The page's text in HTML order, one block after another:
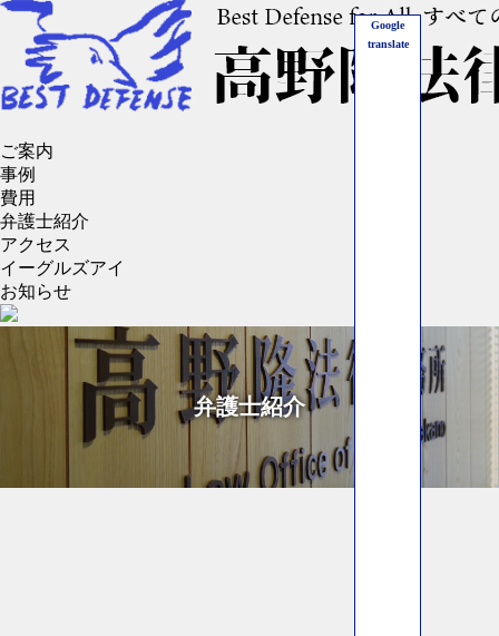
Google
translate
開
く
ご案内
事例
費用
弁護士紹介
アクセス
イーグルズアイ
お知らせ
弁護士紹介